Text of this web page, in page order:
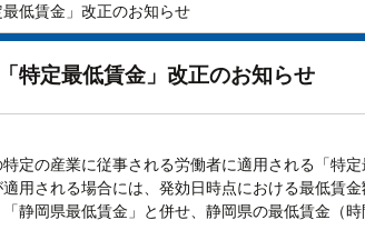
低賃金」改正のお知らせ
特定最低賃金」改正のお知らせ
定の産業に従事される労働者に適用される「特
用される場合には、発効日時点における最低賃金
静岡県最低賃金」と併せ、静岡県の最低賃金（時